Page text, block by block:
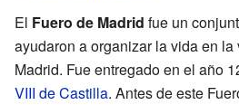
El Fuero de Madrid fue un
ayudaron a organizar la vida en
Madrid. Fue entregado en el año
VIII de Castilla. Antes de este